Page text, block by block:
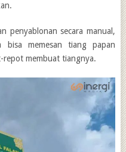
penyablonan secara manual,
bisa memesan tiang papan
membuat tiangnya.